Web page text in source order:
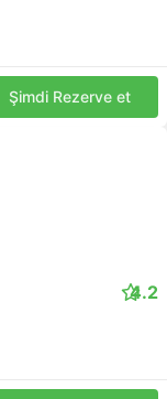
Şimdi Rezerve et
4.2